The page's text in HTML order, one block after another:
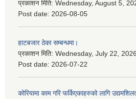
प्रकाशन मिति: Wednesday, August 5,
Post date: 2026-08-05
हाटबजार ठेका सम्बन्धमा।
प्रकाशन मिति: Wednesday, July 22,
Post date: 2026-07-22
कोरियामा काम गरि फर्किएकाहरुको लागि